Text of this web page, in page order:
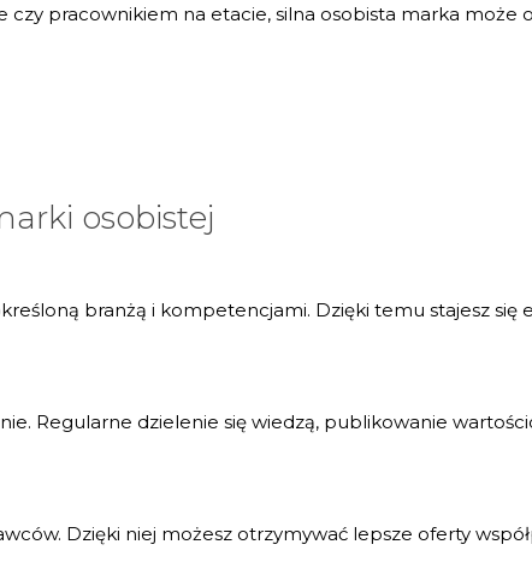
pracownikiem na etacie, silna osobista marka może
osobistej
branżą i kompetencjami. Dzięki temu stajesz
Regularne dzielenie się wiedzą, publikowanie
Dzięki niej możesz otrzymywać lepsze oferty